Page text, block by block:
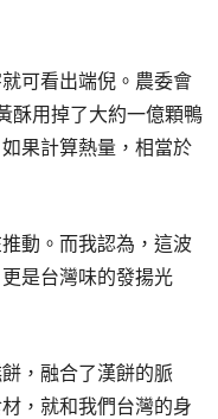
可看出端倪。農委會
酥用掉了大約一億顆鴨
果計算熱量，相當於
動。而我認為，這波
是台灣味的發揚光
，融合了漢餅的脈
，就和我們台灣的身